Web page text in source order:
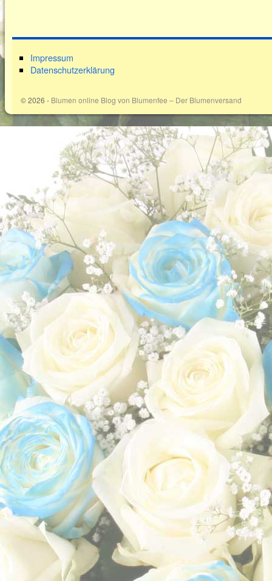
Impressum
Datenschutzerklärung
© 2026 - Blumen online Blog von Blumenfee – Der Blumenversand